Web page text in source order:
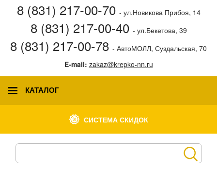
8 (831) 217-00-70 - ул.Новикова Прибоя, 14
8 (831) 217-00-40 - ул.Бекетова, 39
8 (831) 217-00-78 - АвтоМОЛЛ, Суздальская, 70
E-mail: zakaz@krepko-nn.ru
КАТАЛОГ
СИСТЕМА СКИДОК